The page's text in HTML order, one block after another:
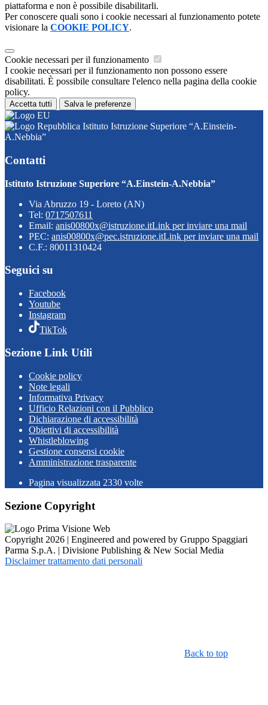
piattaforma e non è possibile disabilitarli.
Per conoscere quali sono i cookie necessari al funzionamento potete
visionare la COOKIE POLICY.
Cookie necessari per il funzionamento
I cookie necessari per il funzionamento non possono essere
disabilitati. È possibile consultare l'elenco nella pagina della cookie
policy.
Accetta tutti Salva le preferenze
Istituto Istruzione Superiore “A.Einstein-
A.Nebbia”
Contatti
Istituto Istruzione Superiore “A.Einstein-A.Nebbia”
Via Abruzzo 19 - Loreto (AN)
Tel: 0717507611
Email: anis00800x@istruzione.itLink per inviare una mail
PEC: anis00800x@pec.istruzione.itLink per inviare una mail
C.F.: 80011310424
Seguici su
Facebook
Youtube
Instagram
TikTok
Sezione Link Utili
Cookie policy
Note legali
Informativa Privacy
Ufficio Relazioni con il Pubblico
Dichiarazione di accessibilità
Obiettivi di accessibilità
Whistleblowing
Gestione consensi cookie
Amministrazione trasparente
Pagina visualizzata 2330 volte
Sezione Copyright
Copyright 2026 | Engineered and powered by Gruppo Spaggiari
Parma S.p.A. | Divisione Publishing & New Social Media
Disclaimer trattamento dati personali
Back to top